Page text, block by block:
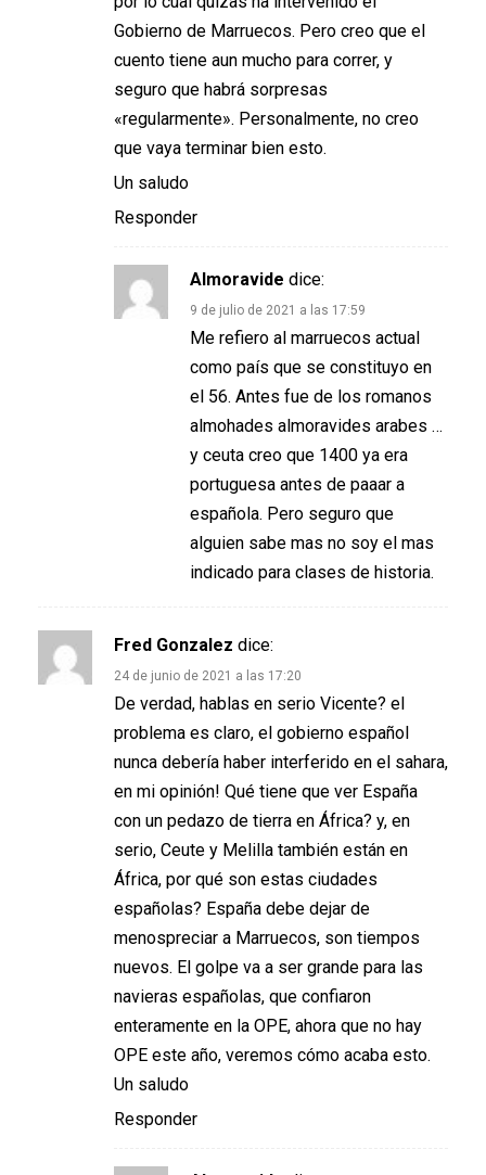
Gobierno de Marruecos. Pero creo que el
cuento tiene aun mucho para correr, y
seguro que habrá sorpresas
«regularmente». Personalmente, no creo
que vaya terminar bien esto.
Un saludo
Responder
Almoravide dice:
9 de julio de 2021 a las 17:59
Me refiero al marruecos actual
como país que se constituyo en
el 56. Antes fue de los romanos
almohades almoravides arabes …
y ceuta creo que 1400 ya era
portuguesa antes de paaar a
española. Pero seguro que
alguien sabe mas no soy el mas
indicado para clases de historia.
Fred Gonzalez dice:
24 de junio de 2021 a las 17:20
De verdad, hablas en serio Vicente? el
problema es claro, el gobierno español
nunca debería haber interferido en el sahara,
en mi opinión! Qué tiene que ver España
con un pedazo de tierra en África? y, en
serio, Ceute y Melilla también están en
África, por qué son estas ciudades
españolas? España debe dejar de
menospreciar a Marruecos, son tiempos
nuevos. El golpe va a ser grande para las
navieras españolas, que confiaron
enteramente en la OPE, ahora que no hay
OPE este año, veremos cómo acaba esto.
Un saludo
Responder